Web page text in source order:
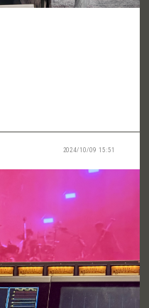
2024/10/09 15:51